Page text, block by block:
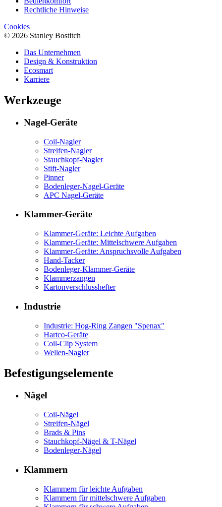
Rechtliche Hinweise
Cookies
© 2026 Stanley Bostitch
Das Unternehmen
Design & Konstruktion
Ecosmart
Karriere
Werkzeuge
Nagel-Geräte
Coil-Nagler
Streifen-Nagler
Stauchkopf-Nagler
Stift-Nagler
Pinner
Bodenleger-Nagel-Geräte
APC Nagel-Geräte
Klammer-Geräte
Klammer-Geräte: Leichte Aufgaben
Klammer-Geräte: Mittelschwere Aufgaben
Klammer-Geräte: Anspruchsvolle Aufgaben
Hand-Tacker
Bodenleger-Klammer-Geräte
Klammerzangen
Kartonverschlusshefter
Industrie
Industrie: Hog-Ring Zangen "Spenax"
Hartco-Geräte
Coil-Clip System
Wellen-Nagler
Befestigungselemente
Nägel
Coil-Nägel
Streifen-Nägel
Brads & Pins
Stauchkopf-Nägel & T-Nägel
Bodenleger-Nägel
Klammern
Klammern für leichte Aufgaben
Klammern für mittelschwere Aufgaben